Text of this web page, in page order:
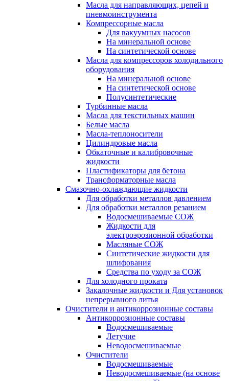
Масла для направляющих, цепей и
пневмоинструмента
Компрессорные масла
Для вакуумных насосов
На минеральной основе
На синтетической основе
Масла для компрессоров холодильного
оборудования
На минеральной основе
На синтетической основе
Полусинтетические
Турбинные масла
Масла для текстильных машин
Белые масла
Масла-теплоносители
Цилиндровые масла
Обкаточные и калибровочные
жидкости
Пластификаторы для бетона
Трансформаторные масла
Смазочно-охлаждающие жидкости
Для обработки металлов давлением
Для обработки металлов резанием
Водосмешиваемые СОЖ
Жидкости для
электроэрозионной обработки
Масляные СОЖ
Синтетические жидкости для
шлифования
Средства по уходу за СОЖ
Для холодного проката
Закалочные жидкости и Для установок
непрерывного литья
Очистители и антикоррозионные составы
Антикоррозионные составы
Водосмешиваемые
Летучие
Неводосмешиваемые
Очистители
Водосмешиваемые
Неводосмешиваемые (на основе